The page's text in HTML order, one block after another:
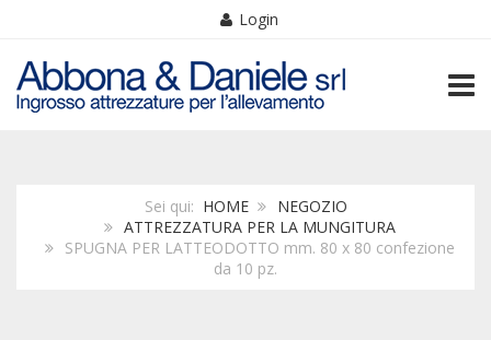
Login
Sei qui: HOME
NEGOZIO
ATTREZZATURA PER LA MUNGITURA
SPUGNA PER LATTEODOTTO mm. 80 x 80 confezione
da 10 pz.